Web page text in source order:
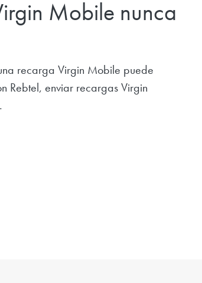
Mobile nunca
recarga Virgin Mobile puede
Rebtel, enviar recargas Virgin